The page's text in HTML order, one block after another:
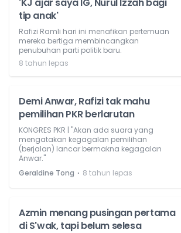
tip anak'
Rafizi Ramli hari ini menafikan pertemuan
mereka bertiga membincangkan
penubuhan parti politik baru.
8 tahun lepas
Demi Anwar, Rafizi tak mahu
pemilihan PKR berlarutan
KONGRES PKR | "Akan ada suara yang
mengatakan kegagalan pemilihan
(berjalan) lancar bermakna kegagalan
Anwar."
Geraldine Tong ⋅ 8 tahun lepas
Azmin menang pusingan pertama
di S'wak, tapi belum selesa